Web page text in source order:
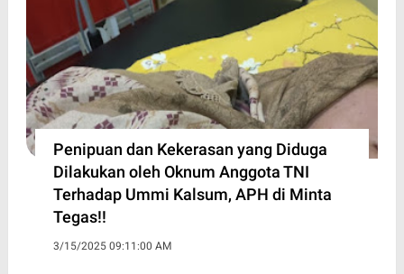
Penipuan dan Kekerasan yang Diduga
Dilakukan oleh Oknum Anggota TNI
Terhadap Ummi Kalsum, APH di Minta
Tegas!!
3/15/2025 09:11:00 AM